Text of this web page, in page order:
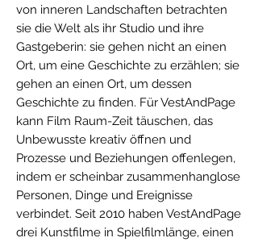
von inneren Landschaften betrachten
sie die Welt als ihr Studio und ihre
Gastgeberin: sie gehen nicht an einen
Ort, um eine Geschichte zu erzählen; sie
gehen an einen Ort, um dessen
Geschichte zu finden. Für VestAndPage
kann Film Raum-Zeit täuschen, das
Unbewusste kreativ öffnen und
Prozesse und Beziehungen offenlegen,
indem er scheinbar zusammenhanglose
Personen, Dinge und Ereignisse
verbindet. Seit 2010 haben VestAndPage
drei Kunstfilme in Spielfilmlänge, einen